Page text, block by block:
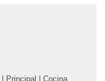
Principal
Cocina